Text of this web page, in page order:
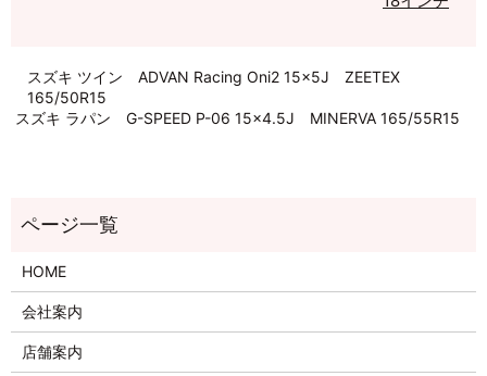
スズキ ツイン ADVAN Racing Oni2 15×5J ZEETEX
165/50R15
スズキ ラパン G-SPEED P-06 15×4.5J MINERVA 165/55R15
HOME
会社案内
店舗案内